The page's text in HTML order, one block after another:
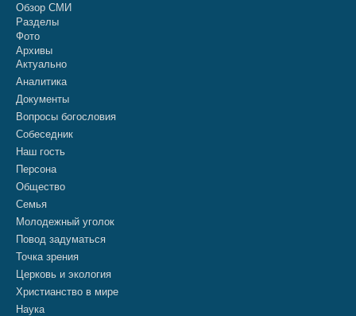
Обзор СМИ
Разделы
Фото
Архивы
Актуально
Аналитика
Документы
Вопросы богословия
Собеседник
Наш гость
Персона
Общество
Семья
Молодежный уголок
Повод задуматься
Точка зрения
Церковь и экология
Христианство в мире
Наука